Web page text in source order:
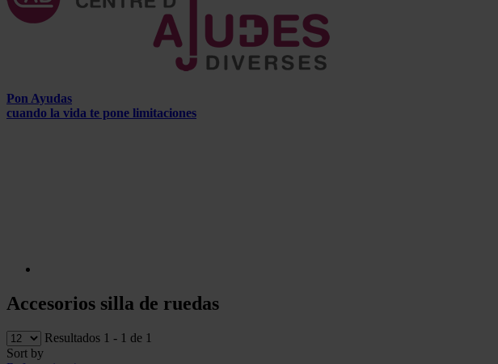
Pon Ayudas
cuando la vida te pone limitaciones
Accesorios silla de ruedas
Resultados 1 - 1 de 1
Sort by